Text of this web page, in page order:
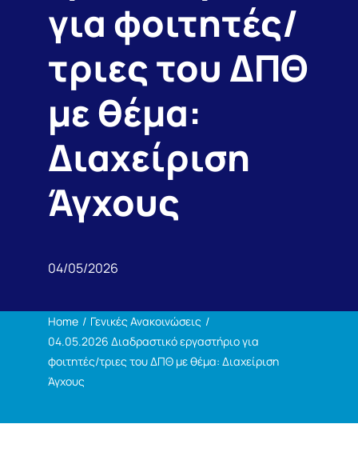
Η ζωή στο Τμήμα
Ανακοινώσεις
Επικοινωνία
για φοιτητές/
τριες του ΔΠΘ
με θέμα:
Διαχείριση
Άγχους
04/05/2026
Home
Γενικές Ανακοινώσεις
04.05.2026 Διαδραστικό εργαστήριο για
φοιτητές/τριες του ΔΠΘ με θέμα: Διαχείριση
Άγχους